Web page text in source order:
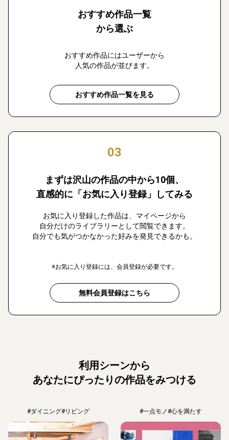
おすすめ作品一覧
から選ぶ
おすすめ作品にはユーザーから
人気の作品が並びます。
おすすめ作品一覧を見る
03
まずは沢山の作品の中から10個、
直感的に「お気に入り登録」してみる
お気に入り登録した作品は、マイページから
自分だけのライブラリーとして閲覧できます。
自分でも気がつかなかった好みを発見できるかも。
※お気に入り登録には、会員登録が必要です。
無料会員登録はこちら
利用シーンから
あなたにぴったりの作品をみつける
#ダイニング#リビング #一点モノ#心を満たす